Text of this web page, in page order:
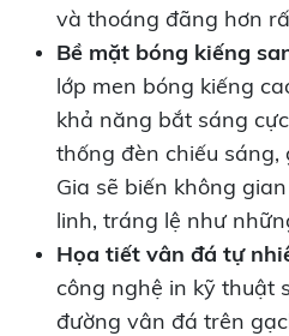
và thoáng đãng hơn
Bề mặt bóng kiếng
lớp men bóng kiếng
khả năng bắt sáng
thống đèn chiếu
Gia sẽ biến không
linh, tráng lệ như
Họa tiết vân đá tự
công nghệ in kỹ thuật
đường vân đá trên